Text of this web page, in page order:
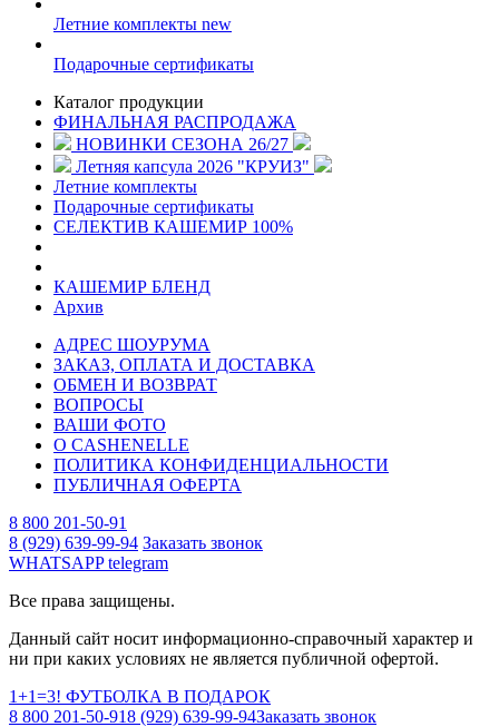
Летние комплекты new
Подарочные сертификаты
Каталог продукции
ФИНАЛЬНАЯ РАСПРОДАЖА
НОВИНКИ СЕЗОНА 26/27
Летняя капсула 2026 "КРУИЗ"
Летние комплекты
Подарочные сертификаты
СЕЛЕКТИВ КАШЕМИР 100%
КАШЕМИР БЛЕНД
Архив
АДРЕС ШОУРУМА
ЗАКАЗ, ОПЛАТА И ДОСТАВКА
ОБМЕН И ВОЗВРАТ
ВОПРОСЫ
ВАШИ ФОТО
О CASHENELLE
ПОЛИТИКА КОНФИДЕНЦИАЛЬНОСТИ
ПУБЛИЧНАЯ ОФЕРТА
8 800 201-50-91
8 (929) 639-99-94 Заказать звонок
WHATSAPPtelegram
Все права защищены.
Данный сайт носит информационно-справочный характер и
ни при каких условиях не является публичной офертой.
1+1=3! ФУТБОЛКА В ПОДАРОК
8 800 201-50-918 (929) 639-99-94Заказать звонок